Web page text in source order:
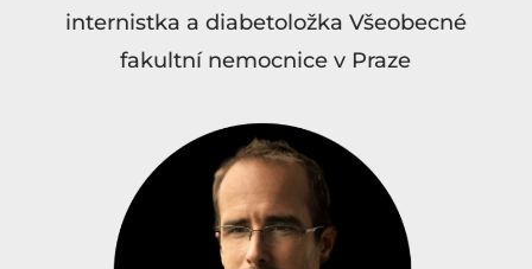
internistka a diabetoložka Všeobecné
fakultní nemocnice v Praze